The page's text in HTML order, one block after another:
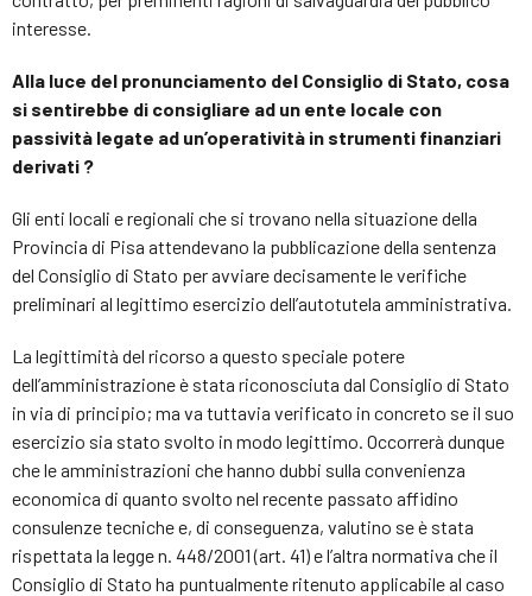
interesse.
Alla luce del pronunciamento del Consiglio di Stato, cosa
si sentirebbe di consigliare ad un ente locale con
passività legate ad un’operatività in strumenti finanziari
derivati ?
Gli enti locali e regionali che si trovano nella situazione della
Provincia di Pisa attendevano la pubblicazione della sentenza
del Consiglio di Stato per avviare decisamente le verifiche
preliminari al legittimo esercizio dell’autotutela amministrativa.
La legittimità del ricorso a questo speciale potere
dell’amministrazione è stata riconosciuta dal Consiglio di Stato
in via di principio; ma va tuttavia verificato in concreto se il suo
esercizio sia stato svolto in modo legittimo. Occorrerà dunque
che le amministrazioni che hanno dubbi sulla convenienza
economica di quanto svolto nel recente passato affidino
consulenze tecniche e, di conseguenza, valutino se è stata
rispettata la legge n. 448/2001 (art. 41) e l’altra normativa che il
Consiglio di Stato ha puntualmente ritenuto applicabile al caso